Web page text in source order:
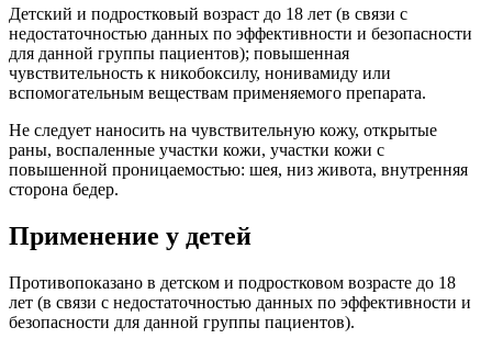
Детский и подростковый возраст до 18 лет (в связи с
недостаточностью данных по эффективности и безопасности
для данной группы пациентов); повышенная
чувствительность к никобоксилу, нонивамиду или
вспомогательным веществам применяемого препарата.
Не следует наносить на чувствительную кожу, открытые
раны, воспаленные участки кожи, участки кожи с
повышенной проницаемостью: шея, низ живота, внутренняя
сторона бедер.
Применение у детей
Противопоказано в детском и подростковом возрасте до 18
лет (в связи с недостаточностью данных по эффективности и
безопасности для данной группы пациентов).